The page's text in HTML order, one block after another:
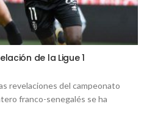
de la Ligue 1
revelaciones del campeonato
franco-senegalés se ha